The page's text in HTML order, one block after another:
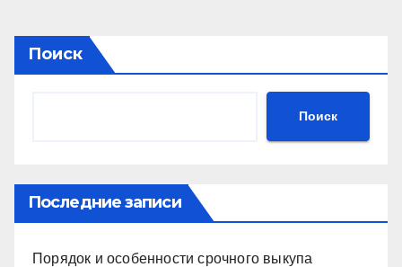
Поиск
Поиск
Последние записи
Порядок и особенности срочного выкупа